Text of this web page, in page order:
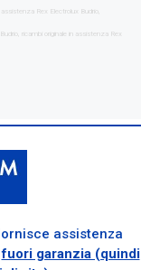
Rex Electrolux Budrio,
ricambi originale in assistenza Rex
assistenza
fuori garanzia (quindi